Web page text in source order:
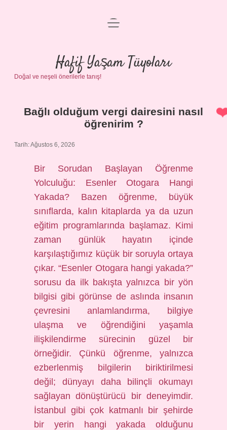
Anasayfa
Gizlilik Politikası
Yasal Uyarı
menüyü
Hafif Yaşam Tüyoları
Doğal ve neşeli önerilerle tanış!
Hafif
Yaşam
Tüyoları
Yazılar
Bağlı olduğum vergi dairesini nasıl
öğrenirim ?
Tarih: Ağustos 6, 2026
Bir Sorudan Başlayan Öğrenme
Yolculuğu: Esenler Otogara Hangi
Yakada? Bazen öğrenme, büyük
sınıflarda, kalın kitaplarda ya da uzun
eğitim programlarında başlamaz. Kimi
zaman günlük hayatın içinde
karşılaştığımız küçük bir soruyla ortaya
çıkar. “Esenler Otogara hangi yakada?”
sorusu da ilk bakışta yalnızca bir yön
bilgisi gibi görünse de aslında insanın
çevresini anlamlandırma, bilgiye
ulaşma ve öğrendiğini yaşamla
ilişkilendirme sürecinin güzel bir
örneğidir. Çünkü öğrenme, yalnızca
ezberlenmiş bilgilerin biriktirilmesi
değil; dünyayı daha bilinçli okumayı
sağlayan dönüştürücü bir deneyimdir.
İstanbul gibi çok katmanlı bir şehirde
bir yerin hangi yakada olduğunu